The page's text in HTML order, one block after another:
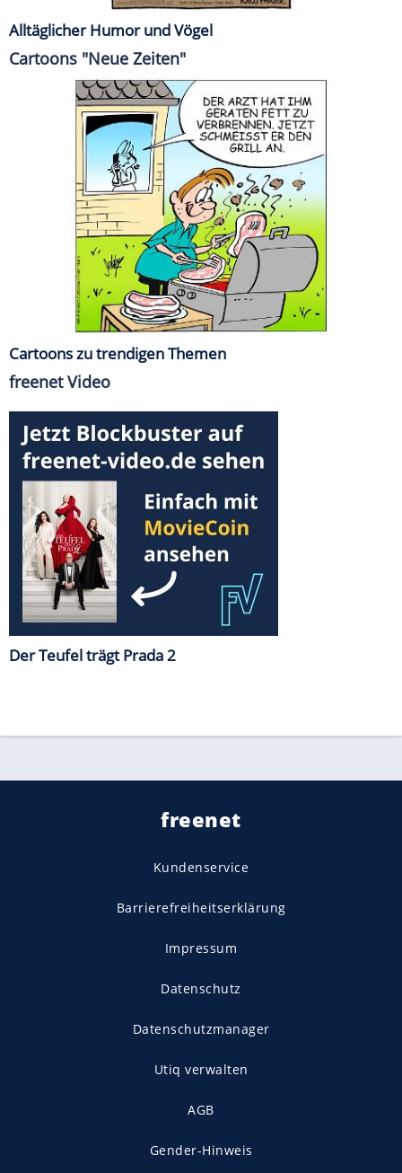
Alltäglicher Humor und Vögel
Cartoons "Neue Zeiten"
Cartoons zu trendigen Themen
freenet Video
Der Teufel trägt Prada 2
freenet
Kundenservice
Barrierefreiheitserklärung
Impressum
Datenschutz
Datenschutzmanager
Utiq verwalten
AGB
Gender-Hinweis